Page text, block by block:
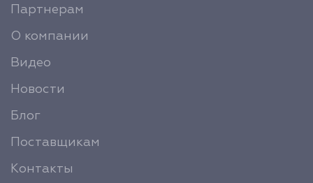
Партнерам
О компании
Видео
Новости
Блог
Поставщикам
Контакты